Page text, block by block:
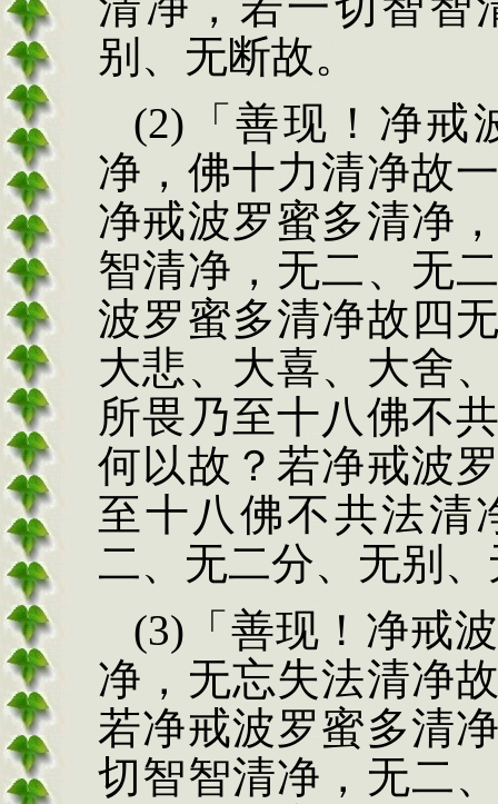
别、 无断故。
(2) 「善现！净
净，佛十力清净故
净戒波罗蜜多清净
智清净，无二、无
波罗蜜多清净故四
大悲、大喜、大舍
所畏 乃至十八佛不
何以故？若净戒波
至十八佛不共法清
二、无二分、无别
(3) 「善现！净戒
净，无忘失法清净
若净戒波罗蜜多清
切智智清净，无二